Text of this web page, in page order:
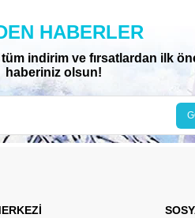
HABERLER
indirim ve fırsatlardan ilk
haberiniz olsun!